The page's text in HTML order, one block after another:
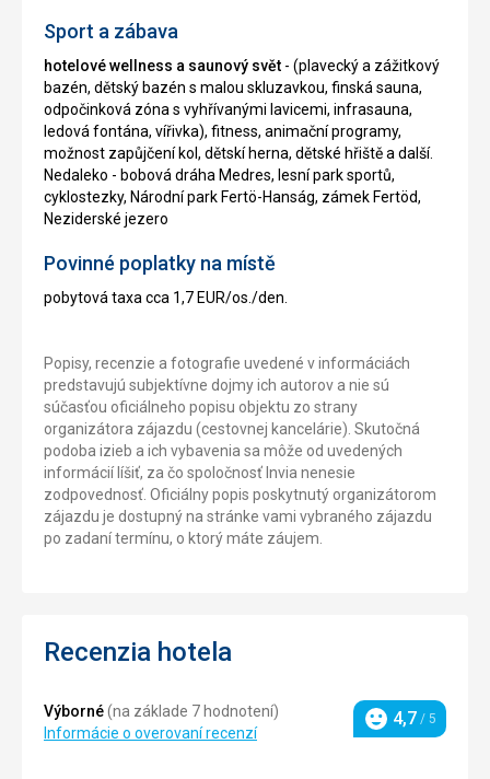
Sport a zábava
hotelové wellness a saunový svět - (plavecký a zážitkový
bazén, dětský bazén s malou skluzavkou, finská sauna,
odpočinková zóna s vyhřívanými lavicemi, infrasauna,
ledová fontána, vířivka), fitness, animační programy,
možnost zapůjčení kol, dětskí herna, dětské hřiště a další.
Nedaleko - bobová dráha Medres, lesní park sportů,
cyklostezky, Národní park Fertö-Hanság, zámek Fertöd,
Neziderské jezero
Povinné poplatky na místě
pobytová taxa cca 1,7 EUR/os./den.
Popisy, recenzie a fotografie uvedené v informáciách
predstavujú subjektívne dojmy ich autorov a nie sú
súčasťou oficiálneho popisu objektu zo strany
organizátora zájazdu (cestovnej kancelárie). Skutočná
podoba izieb a ich vybavenia sa môže od uvedených
informácií líšiť, za čo spoločnosť Invia nenesie
zodpovednosť. Oficiálny popis poskytnutý organizátorom
zájazdu je dostupný na stránke vami vybraného zájazdu
po zadaní termínu, o ktorý máte záujem.
Recenzia hotela
Výborné(na základe 7 hodnotení)
Informácie o overovaní recenzí
Hodnotenie
4,7 / 5